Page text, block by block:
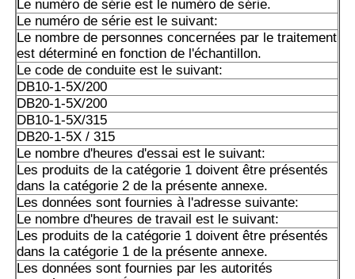
Le numéro de série est le numéro de série.
Le numéro de série est le suivant:
Le nombre de personnes concernées par le traitement
est déterminé en fonction de l'échantillon.
Le code de conduite est le suivant:
DB10-1-5X/200
DB20-1-5X/200
DB10-1-5X/315
DB20-1-5X / 315
Le nombre d'heures d'essai est le suivant:
Les produits de la catégorie 1 doivent être présentés
dans la catégorie 2 de la présente annexe.
Les données sont fournies à l'adresse suivante:
Le nombre d'heures de travail est le suivant:
Les produits de la catégorie 1 doivent être présentés
dans la catégorie 1 de la présente annexe.
Les données sont fournies par les autorités